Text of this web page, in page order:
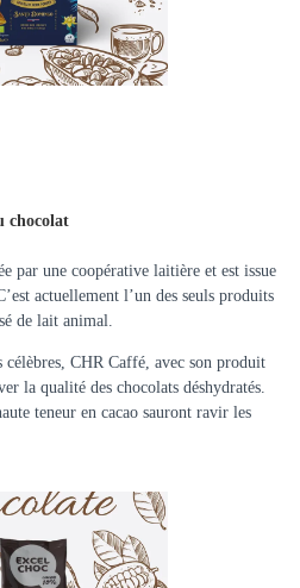
chocolat
par une coopérative laitière et est issue
actuellement l’un des seuls produits
de lait animal.
CHR Caffé, avec son produit
la qualité des chocolats déshydratés.
teneur en cacao sauront ravir les